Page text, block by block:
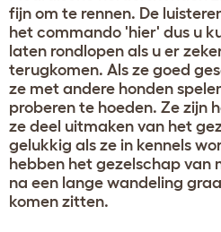
fijn om te rennen. De
het commando 'hier' dus u
laten rondlopen als u er
terugkomen. Als ze goed
ze met andere honden
proberen te hoeden. Ze zijn
ze deel uitmaken van het
gelukkig als ze in kennels
hebben het gezelschap van
na een lange wandeling
komen zitten.